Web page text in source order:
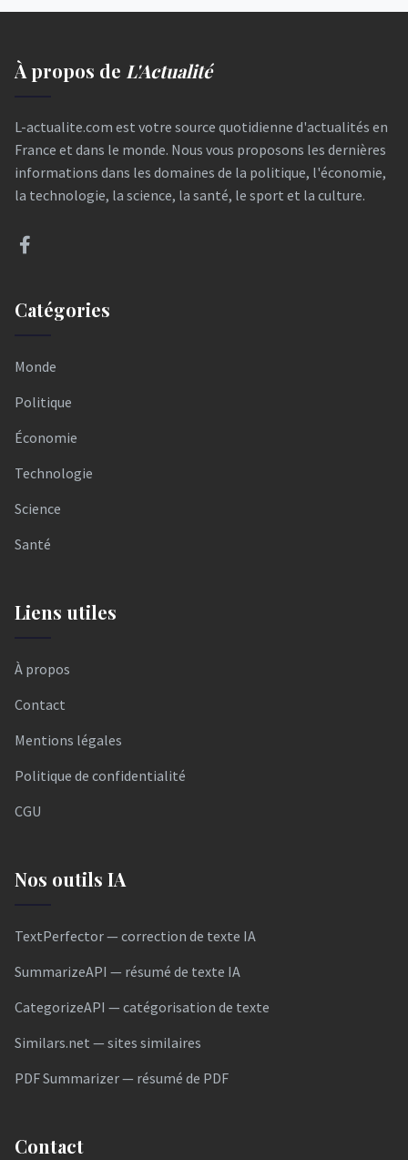
À propos de L'Actualité
L-actualite.com est votre source quotidienne d'actualités en
France et dans le monde. Nous vous proposons les dernières
informations dans les domaines de la politique, l'économie,
la technologie, la science, la santé, le sport et la culture.
Catégories
Monde
Politique
Économie
Technologie
Science
Santé
Liens utiles
À propos
Contact
Mentions légales
Politique de confidentialité
CGU
Nos outils IA
TextPerfector — correction de texte IA
SummarizeAPI — résumé de texte IA
CategorizeAPI — catégorisation de texte
Similars.net — sites similaires
PDF Summarizer — résumé de PDF
Contact